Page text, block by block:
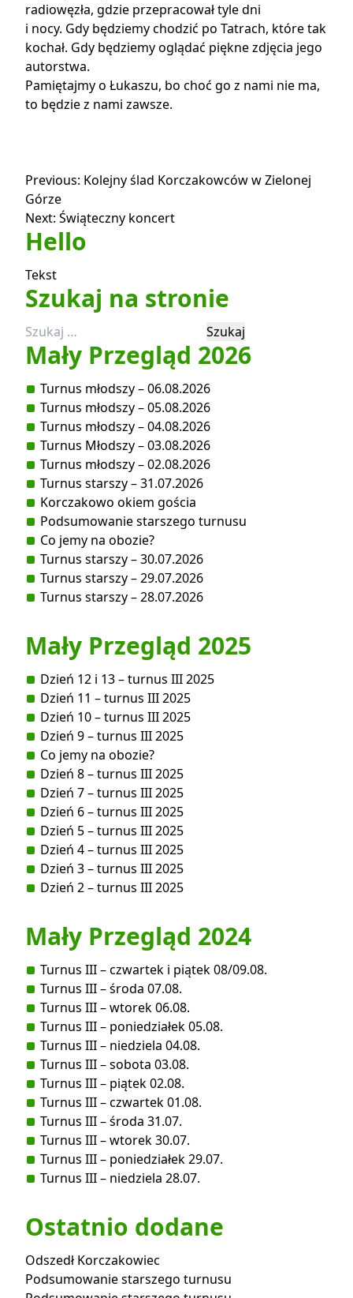
radiowęzła, gdzie przepracował tyle dni
i nocy. Gdy będziemy chodzić po Tatrach, które tak
kochał. Gdy będziemy oglądać piękne zdjęcia jego
autorstwa.
Pamiętajmy o Łukaszu, bo choć go z nami nie ma,
to będzie z nami zawsze.
Nawigacja
wpisu
Previous: Kolejny ślad Korczakowców w Zielonej
Górze
Next: Świąteczny koncert
Hello
Tekst
Szukaj na stronie
Szukaj:
Mały Przegląd 2026
Turnus młodszy – 06.08.2026
Turnus młodszy – 05.08.2026
Turnus młodszy – 04.08.2026
Turnus Młodszy – 03.08.2026
Turnus młodszy – 02.08.2026
Turnus starszy – 31.07.2026
Korczakowo okiem gościa
Podsumowanie starszego turnusu
Co jemy na obozie?
Turnus starszy – 30.07.2026
Turnus starszy – 29.07.2026
Turnus starszy – 28.07.2026
Mały Przegląd 2025
Dzień 12 i 13 – turnus III 2025
Dzień 11 – turnus III 2025
Dzień 10 – turnus III 2025
Dzień 9 – turnus III 2025
Co jemy na obozie?
Dzień 8 – turnus III 2025
Dzień 7 – turnus III 2025
Dzień 6 – turnus III 2025
Dzień 5 – turnus III 2025
Dzień 4 – turnus III 2025
Dzień 3 – turnus III 2025
Dzień 2 – turnus III 2025
Mały Przegląd 2024
Turnus III – czwartek i piątek 08/09.08.
Turnus III – środa 07.08.
Turnus III – wtorek 06.08.
Turnus III – poniedziałek 05.08.
Turnus III – niedziela 04.08.
Turnus III – sobota 03.08.
Turnus III – piątek 02.08.
Turnus III – czwartek 01.08.
Turnus III – środa 31.07.
Turnus III – wtorek 30.07.
Turnus III – poniedziałek 29.07.
Turnus III – niedziela 28.07.
Ostatnio dodane
Odszedł Korczakowiec
Podsumowanie starszego turnusu